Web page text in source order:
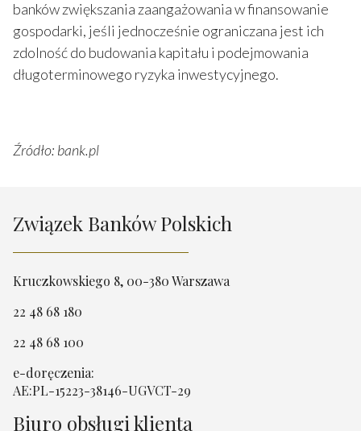
banków zwiększania zaangażowania w finansowanie
gospodarki, jeśli jednocześnie ograniczana jest ich
zdolność do budowania kapitału i podejmowania
długoterminowego ryzyka inwestycyjnego.
Źródło: bank.pl
Związek Banków Polskich
Kruczkowskiego 8, 00-380 Warszawa
22 48 68 180
22 48 68 100
e-doręczenia:
AE:PL-15223-38146-UGVCT-29
Biuro obsługi klienta